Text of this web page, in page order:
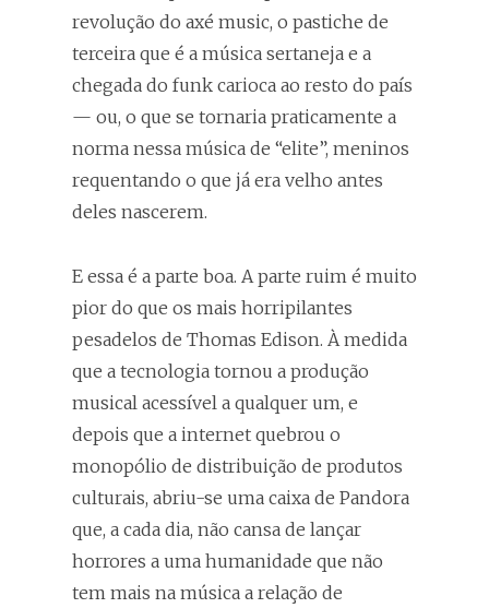
revolução do axé music, o pastiche de
terceira que é a música sertaneja e a
chegada do funk carioca ao resto do país
— ou, o que se tornaria praticamente a
norma nessa música de “elite”, meninos
requentando o que já era velho antes
deles nascerem.
E essa é a parte boa. A parte ruim é muito
pior do que os mais horripilantes
pesadelos de Thomas Edison. À medida
que a tecnologia tornou a produção
musical acessível a qualquer um, e
depois que a internet quebrou o
monopólio de distribuição de produtos
culturais, abriu-se uma caixa de Pandora
que, a cada dia, não cansa de lançar
horrores a uma humanidade que não
tem mais na música a relação de